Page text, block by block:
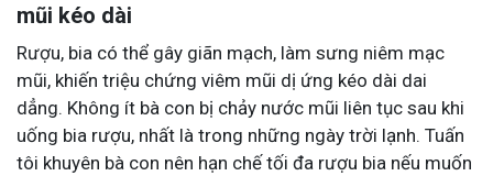
mũi kéo dài
Rượu, bia có thể gây giãn mạch, làm sưng niêm mạc
mũi, khiến triệu chứng viêm mũi dị ứng kéo dài dai
dẳng. Không ít bà con bị chảy nước mũi liên tục sau khi
uống bia rượu, nhất là trong những ngày trời lạnh. Tuấn
tôi khuyên bà con nên hạn chế tối đa rượu bia nếu muốn